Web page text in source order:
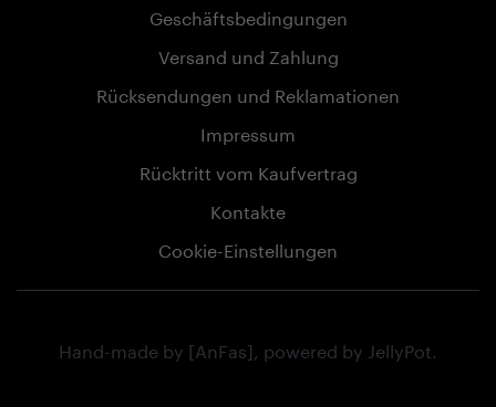
Geschäftsbedingungen
Versand und Zahlung
Rücksendungen und Reklamationen
Impressum
Rücktritt vom Kaufvertrag
Kontakte
Cookie-Einstellungen
Hand-made by [AnFas] , powered by JellyPot